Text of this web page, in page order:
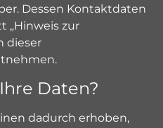
Dessen Kontaktdaten
„Hinweis zur
dieser
Daten?
dadurch erhoben,